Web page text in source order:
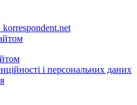
korrespondent.net
і персональних даних